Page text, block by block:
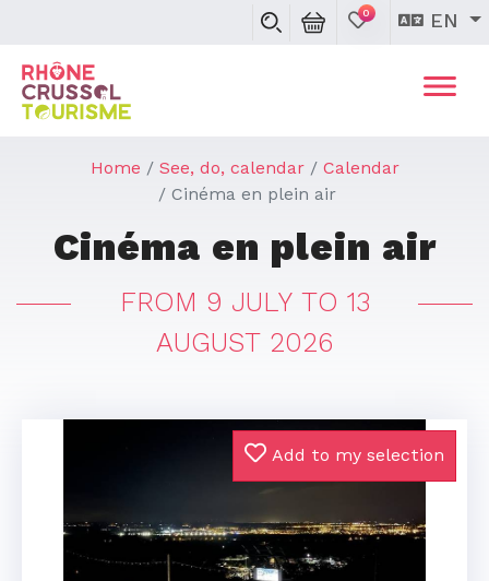
0 EN
Home See, do, calendar
Calendar
Cinéma en plein air
Cinéma en plein air
FROM 9 JULY TO 13
AUGUST 2026
Add to my selection